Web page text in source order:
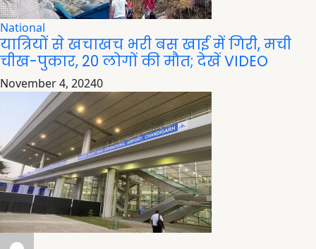
National
यात्रियों से खचाखच भरी बस खाई में गिरी, मची
चीख-पुकार, 20 लोगों की मौत; देखें VIDEO
November 4, 20240